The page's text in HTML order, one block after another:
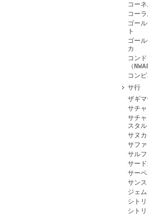
コー
コー
ゴー
ト
ゴー
カ
コン
（
コン
サ行
ザギ
サチ
サチ
スタル
サヌカ
サフ
サル
サー
サー
サン
ジェ
シトリ
シト